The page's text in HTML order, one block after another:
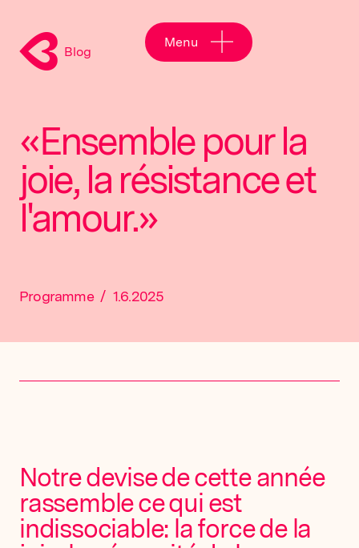
Blog
Menu
«Ensemble pour la
joie, la résistance et
l'amour.»
Programme / 1.6.2025
Notre devise de cette année
rassemble ce qui est
indissociable: la force de la